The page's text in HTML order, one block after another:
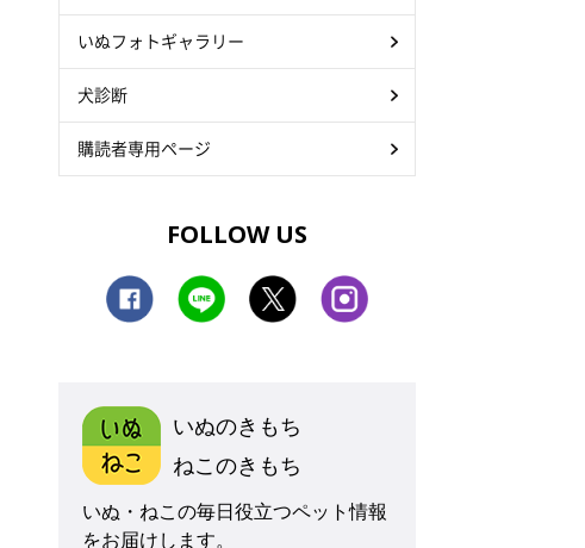
いぬフォトギャラリー
犬診断
購読者専用ページ
FOLLOW US
いぬのきもち
ねこのきもち
いぬ・ねこの毎日役立つペット情報
をお届けします。